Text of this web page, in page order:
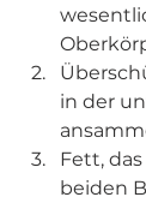
in der
Fett,
beiden